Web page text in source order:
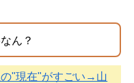
ん？
の"現在"がすごい→山